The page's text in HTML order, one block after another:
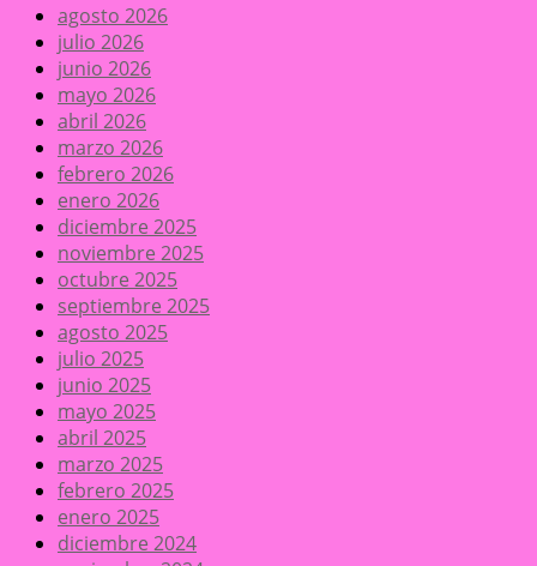
agosto 2026
julio 2026
junio 2026
mayo 2026
abril 2026
marzo 2026
febrero 2026
enero 2026
diciembre 2025
noviembre 2025
octubre 2025
septiembre 2025
agosto 2025
julio 2025
junio 2025
mayo 2025
abril 2025
marzo 2025
febrero 2025
enero 2025
diciembre 2024